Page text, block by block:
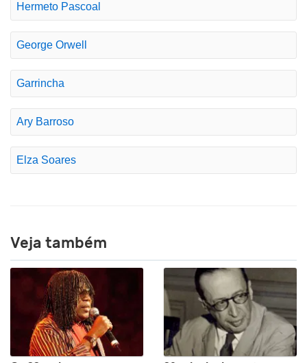
Hermeto Pascoal
George Orwell
Garrincha
Ary Barroso
Elza Soares
Veja também